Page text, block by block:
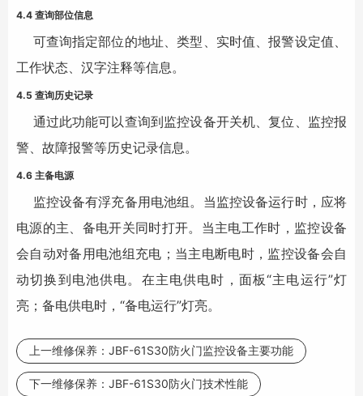
4.4 查询部位信息
可查询指定部位的地址、类型、实时值、报警设定值、
工作状态、汉字注释等信息。
4.5 查询历史记录
通过此功能可以查询到监控设备开关机、复位、监控报
警、故障报警等历史记录信息。
4.6 主备电源
监控设备有浮充备用电池组。当监控设备运行时，应将
电源的主、备电开关同时打开。当主电工作时，监控设备
会自动对备用电池组充电；当主电断电时，监控设备会自
动切换到电池供电。在主电供电时，面板“主电运行”灯
亮；备电供电时，“备电运行”灯亮。
上一维修保养： JBF-61S30防火门监控设备主要功能
下一维修保养： JBF-61S30防火门技术性能